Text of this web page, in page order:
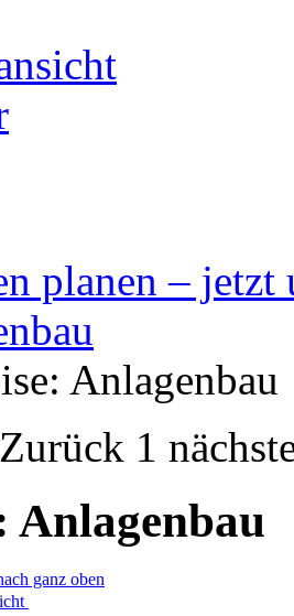
planen – jetzt
Anlagenbau
Zurück 1
Anlagenbau